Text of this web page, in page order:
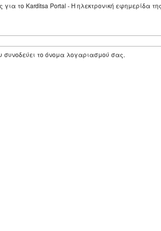
το Karditsa Portal - Η ηλεκτρονική εφημερίδα
συνοδεύει το όνομα λογαριασμού σας.